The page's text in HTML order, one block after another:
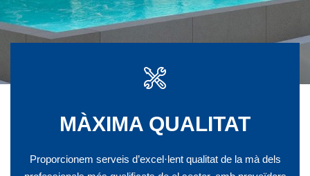
MÀXIMA QUALITAT
Proporcionem serveis d’excel·lent qualitat de la mà dels